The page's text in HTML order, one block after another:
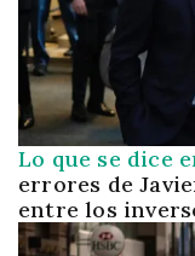
Lo que se dice
errores de
entre los